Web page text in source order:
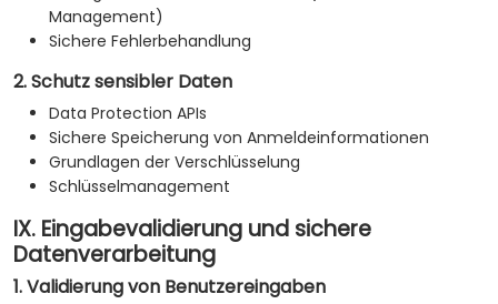
Management)
Sichere Fehlerbehandlung
2. Schutz sensibler Daten
Data Protection APIs
Sichere Speicherung von Anmeldeinformationen
Grundlagen der Verschlüsselung
Schlüsselmanagement
IX. Eingabevalidierung und sichere
Datenverarbeitung
1. Validierung von Benutzereingaben